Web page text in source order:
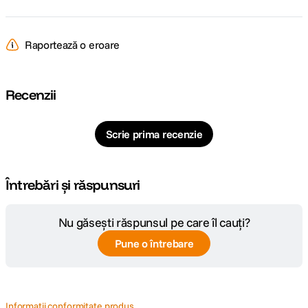
Raportează o eroare
Recenzii
Scrie prima recenzie
Întrebări și răspunsuri
Nu găsești răspunsul pe care îl cauți?
Pune o întrebare